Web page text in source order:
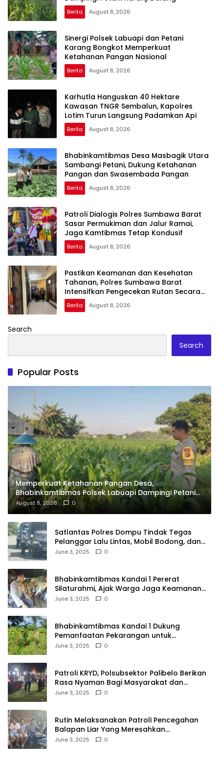
Berita August 8, 2026
Sinergi Polsek Labuapi dan Petani
Karang Bongkot Memperkuat
Ketahanan Pangan Nasional
Berita August 8, 2026
Karhutla Hanguskan 40 Hektare
Kawasan TNGR Sembalun, Kapolres
Lotim Turun Langsung Padamkan Api
Berita August 8, 2026
Bhabinkamtibmas Desa Masbagik Utara
Sambangi Petani, Dukung Ketahanan
Pangan dan Swasembada Pangan
Berita August 8, 2026
Patroli Dialogis Polres Sumbawa Barat
Sasar Permukiman dan Jalur Ramai,
Jaga Kamtibmas Tetap Kondusif
Berita August 8, 2026
Pastikan Keamanan dan Kesehatan
Tahanan, Polres Sumbawa Barat
Intensifkan Pengecekan Rutan Secara
Berkala
Berita August 8, 2026
Search
Search
Popular Posts
Memperkuat Ketahanan Pangan Desa,
Bhabinkamtibmas Polsek Labuapi Dampingi Petani
Kuranji Dalang
August 8, 2026 0
Satlantas Polres Dompu Tindak Tegas
Pelanggar Lalu Lintas, Mobil Bodong, dan
Kendaraan Tak Bayar Pajak
June 3, 2025 0
Bhabinkamtibmas Kandai 1 Pererat
Silaturahmi, Ajak Warga Jaga Keamanan
Lingkungan
June 3, 2025 0
Bhabinkamtibmas Kandai 1 Dukung
Pemanfaatan Pekarangan untuk
Ketahanan Pangan Menuju Indonesia Emas
June 3, 2025 0
Patroli KRYD, Polsubsektor Palibelo Berikan
Rasa Nyaman Bagi Masyarakat dan
Antisipasi Aksi Menjurus Premanisme
June 3, 2025 0
Rutin Melaksanakan Patroli Pencegahan
Balapan Liar Yang Meresahkan
Masyarakat, Polsek Soromandi
June 3, 2025 0